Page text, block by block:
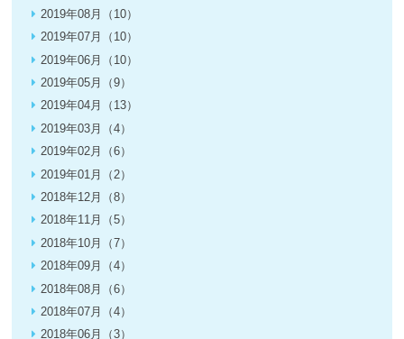
2019年08月（10）
2019年07月（10）
2019年06月（10）
2019年05月（9）
2019年04月（13）
2019年03月（4）
2019年02月（6）
2019年01月（2）
2018年12月（8）
2018年11月（5）
2018年10月（7）
2018年09月（4）
2018年08月（6）
2018年07月（4）
2018年06月（3）